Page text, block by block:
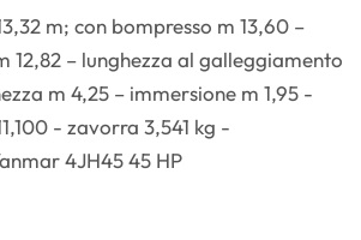
m; con bompresso m 13,60 –
12,82 – lunghezza al galleggiamento
m 4,25 – immersione m 1,95 -
- zavorra 3,541 kg -
4JH45 45 HP